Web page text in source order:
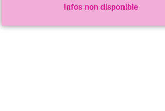
Infos non disponible